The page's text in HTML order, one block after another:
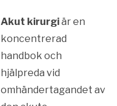
Akut kirurgiär en
koncentrerad
handbok och
hjälpreda vid
omhändertagandet av